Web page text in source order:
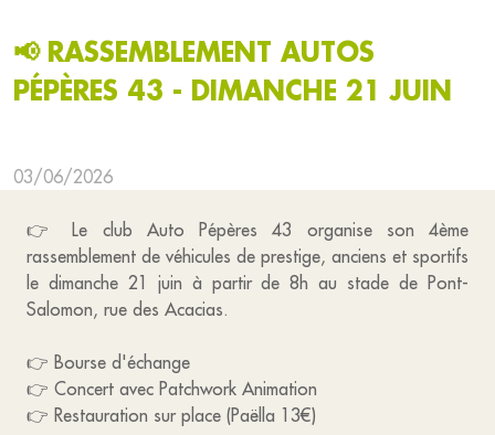
📢 RASSEMBLEMENT AUTOS
PÉPÈRES 43 - DIMANCHE 21 JUIN
03/06/2026
👉 Le club Auto Pépères 43 organise son 4ème
rassemblement de véhicules de prestige, anciens et sportifs
le dimanche 21 juin à partir de 8h au stade de Pont-
Salomon, rue des Acacias.
👉 Bourse d'échange
👉 Concert avec Patchwork Animation
👉 Restauration sur place (Paëlla 13€)